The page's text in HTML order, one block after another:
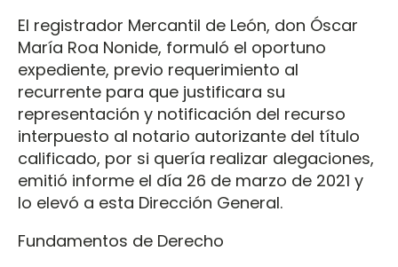
El registrador Mercantil de León, don Óscar
María Roa Nonide, formuló el oportuno
expediente, previo requerimiento al
recurrente para que justificara su
representación y notificación del recurso
interpuesto al notario autorizante del título
calificado, por si quería realizar alegaciones,
emitió informe el día 26 de marzo de 2021 y
lo elevó a esta Dirección General.
Fundamentos de Derecho